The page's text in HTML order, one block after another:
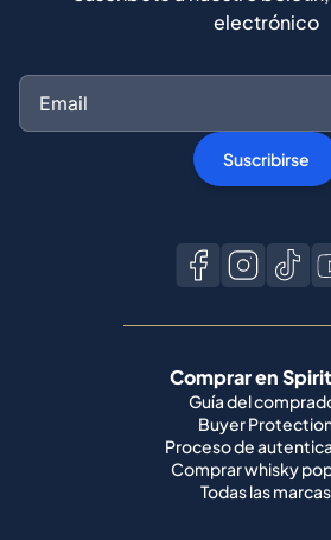
electrónico
Suscribirse
Comprar en
Guía del
Buyer
Proceso de
Comprar whisky
Todas las marcas